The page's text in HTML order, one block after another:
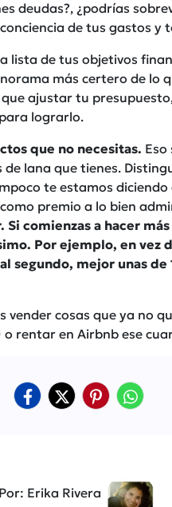
deudas?, ¿podrías
de tus gastos y
lista de tus objetivos
más certero de lo
ajustar tu
lograrlo.
que no necesitas.
lana que tienes.
te estamos
premio a lo bien
Si comienzas a hacer
Por ejemplo, en vez
segundo, mejor unas de
vender cosas que ya no
rentar en Airbnb ese
Por: Erika Rivera